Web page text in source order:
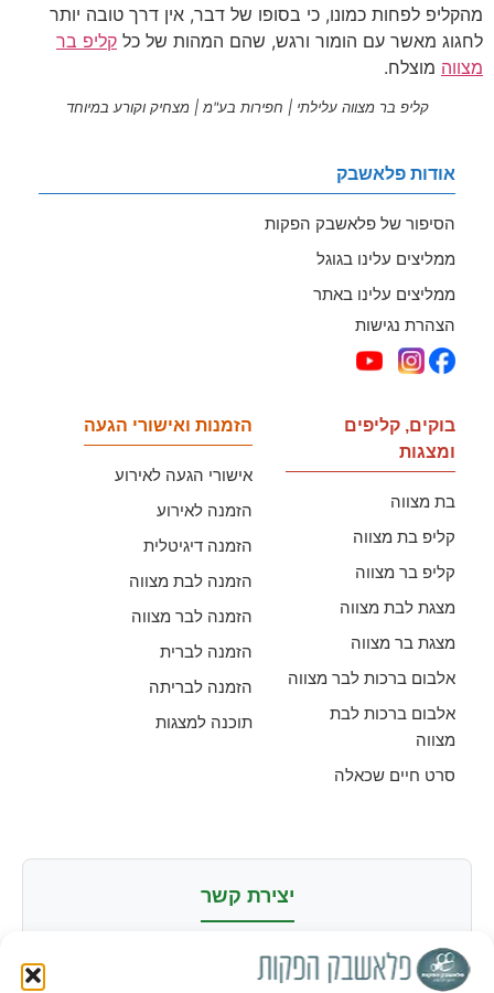
מהקליפ לפחות כמונו, כי בסופו של דבר, אין דרך טובה יותר
לחגוג מאשר עם הומור ורגש, שהם המהות של כל קליפ בר
מצווה מוצלח.
קליפ בר מצווה עלילתי | חפירות בע"מ | מצחיק וקורע במיוחד
אודות פלאשבק
הסיפור של פלאשבק הפקות
ממליצים עלינו בגוגל
ממליצים עלינו באתר
הצהרת נגישות
בוקים, קליפים
ומצגות
בת מצווה
קליפ בת מצווה
קליפ בר מצווה
מצגת לבת מצווה
מצגת בר מצווה
אלבום ברכות לבר מצווה
אלבום ברכות לבת
מצווה
סרט חיים שכאלה
הזמנות ואישורי הגעה
אישורי הגעה לאירוע
הזמנה לאירוע
הזמנה דיגיטלית
הזמנה לבת מצווה
הזמנה לבר מצווה
הזמנה לברית
הזמנה לבריתה
תוכנה למצגות
יצירת קשר
מורדי הגטאות 84, ראשון לציון |